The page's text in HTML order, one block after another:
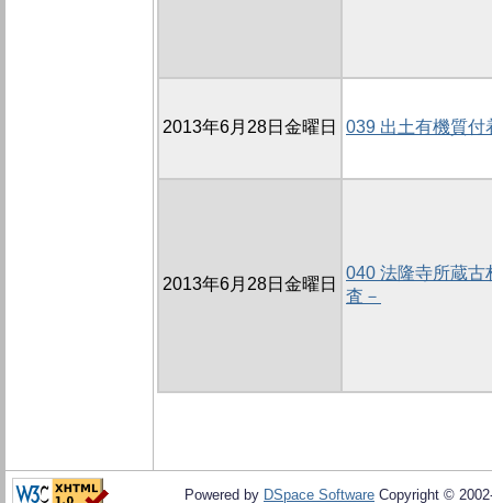
2013年6月28日金曜日 039 出土有機質付
2013年6月28日金曜日
040 法隆寺所蔵古
査－
Powered by DSpace Software Copyright ©